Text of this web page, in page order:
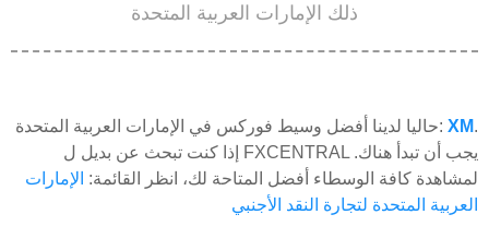
ذلك الإمارات العربية المتحدة
حاليا لدينا أفضل وسيط فوركس في الإمارات العربية المتحدة: XM.
إذا كنت تبحث عن بديل ل FXCENTRAL يجب أن تبدأ هناك.
لمشاهدة كافة الوسطاء أفضل المتاحة لك، انظر القائمة: الإمارات
العربية المتحدة لتجارة النقد الأجنبي